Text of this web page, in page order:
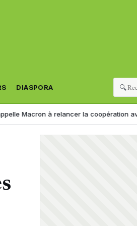
DIASPORA 🔍
à relancer la coopération avec l’Algérie